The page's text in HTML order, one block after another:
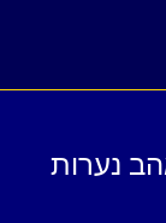
נערות